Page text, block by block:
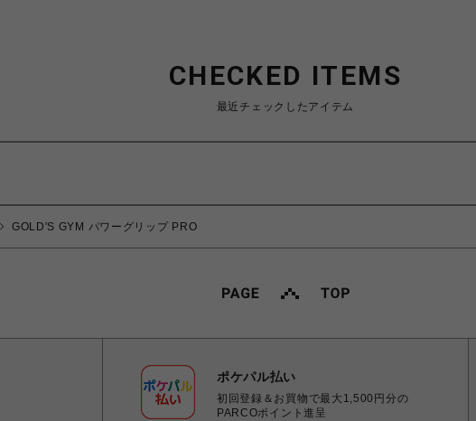
CHECKED ITEMS
最近チェックしたアイテム
GOLD'S GYM パワーグリップ PRO
ポケパル払い
初回登録＆お買物で最大1,500円分の
PARCOポイント進呈